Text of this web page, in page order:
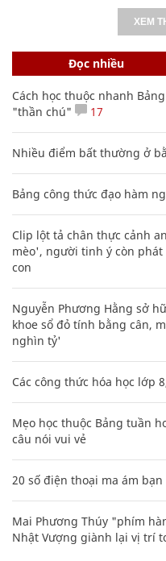
XEM
Đọc nhiều
Cách học thuộc nhanh
"thần chú"
17
Nhiều điểm bất thường ở
Bảng công thức đạo hàm
Clip lột tả chân thực cảnh
mèo', người tinh ý còn
con
Nguyễn Phương Hằng sở
khoe sổ đỏ tính bằng cân,
nghìn tỷ'
Các công thức hóa học lớp
Mẹo học thuộc Bảng tuần
câu nói vui vẻ
20 số điện thoại ma ám
Mai Phương Thúy "phím
Nhật Vượng giành lại vị trí